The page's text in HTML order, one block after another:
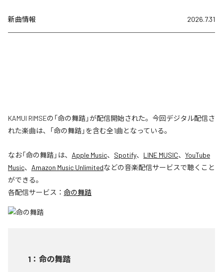
新曲情報 2026.7.31
KAMUI RIMSEの「命の舞踏」が配信開始された。今回デジタル配信さ
れた楽曲は、「命の舞踏」を含む全1曲となっている。
なお「命の舞踏 」は、 Apple Music、 Spotify、 LINE MUSIC、 YouTube
Music、 Amazon Music Unlimitedなどの音楽配信サービスで聴くこと
ができる。
各配信サービス： 命の舞踏
1 ： 命の舞踏